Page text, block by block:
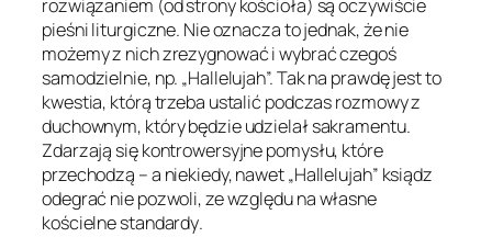
rozwiązaniem (od strony kościoła) są oczywiście
pieśni liturgiczne. Nie oznacza to jednak, że nie
możemy z nich zrezygnować i wybrać czegoś
samodzielnie, np. „Hallelujah”. Tak na prawdę jest to
kwestia, którą trzeba ustalić podczas rozmowy z
duchownym, który będzie udzielał sakramentu.
Zdarzają się kontrowersyjne pomysłu, które
przechodzą – a niekiedy, nawet „Hallelujah” ksiądz
odegrać nie pozwoli, ze względu nawłasne
kościelne standardy.